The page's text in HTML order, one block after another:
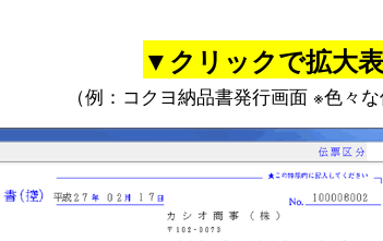
▼クリックで拡大
（例：コクヨ納品書発行画面 ※色々